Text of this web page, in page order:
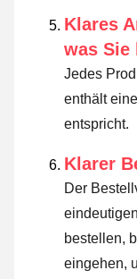
Klares
was Sie
Jedes
enthält
entspricht.
Klarer
Der
bestellen,
eingehen,